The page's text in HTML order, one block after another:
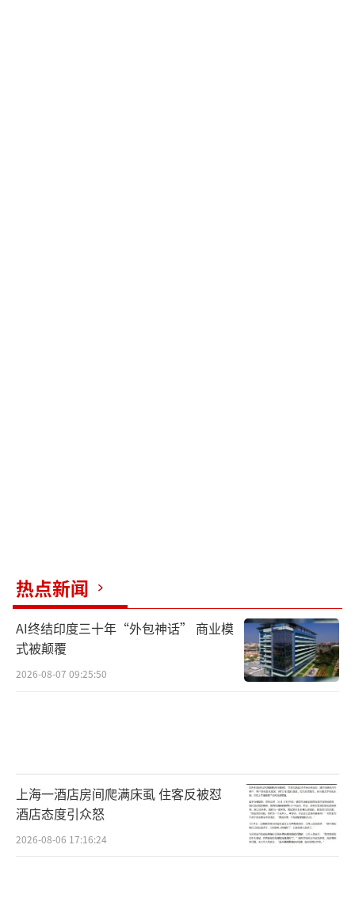
热点新闻
AI终结印度三十年“外包神话” 商业模
式被颠覆
2026-08-07 09:25:50
上海一酒店房间爬满床虱 住客反被怼
酒店态度引众怒
2026-08-06 17:16:24